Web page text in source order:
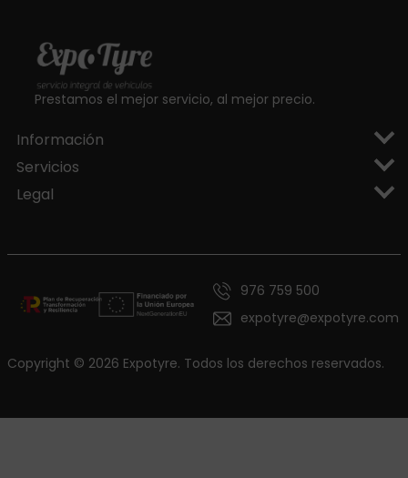
Prestamos el mejor servicio, al mejor precio.
Información
Servicios
Legal
976 759 500
expotyre@expotyre.com
Copyright © 2026 Expotyre. Todos los derechos reservados.